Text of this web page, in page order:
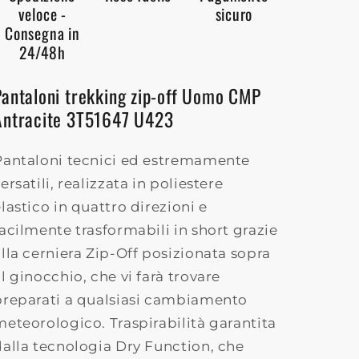
veloce -
Consegna in
24/48h
sicuro
trekking zip-off Uomo CMP
3T51647 U423
tecnici ed estremamente
realizzata in poliestere
in quattro direzioni e
trasformabili in short grazie
cerniera Zip-Off posizionata sopra
ginocchio, che vi farà trovare
a qualsiasi cambiamento
Traspirabilità garantita
tecnologia Dry Function, che